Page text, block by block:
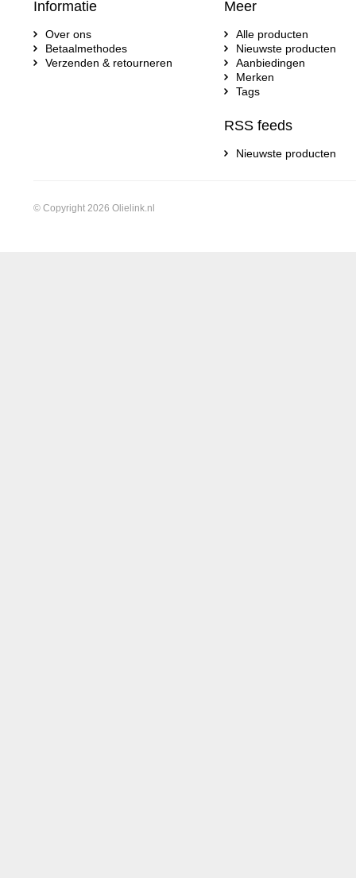
Informatie
Over ons
Betaalmethodes
Verzenden & retourneren
Meer
Alle producten
Nieuwste producten
Aanbiedingen
Merken
Tags
RSS feeds
Nieuwste producten
© Copyright 2026 Olielink.nl